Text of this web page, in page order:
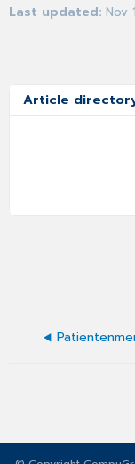
Last updated Nov
Article